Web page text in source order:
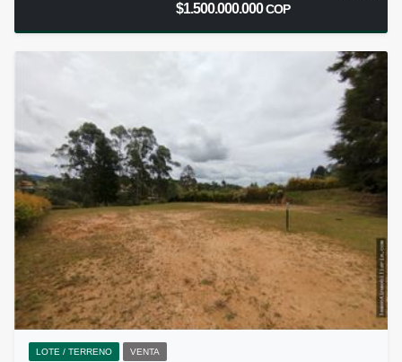
$1.500.000.000COP
LOTE / TERRENO VENTA